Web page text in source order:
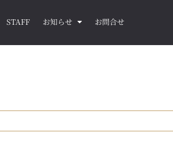
STAFF お知らせ お問合せ